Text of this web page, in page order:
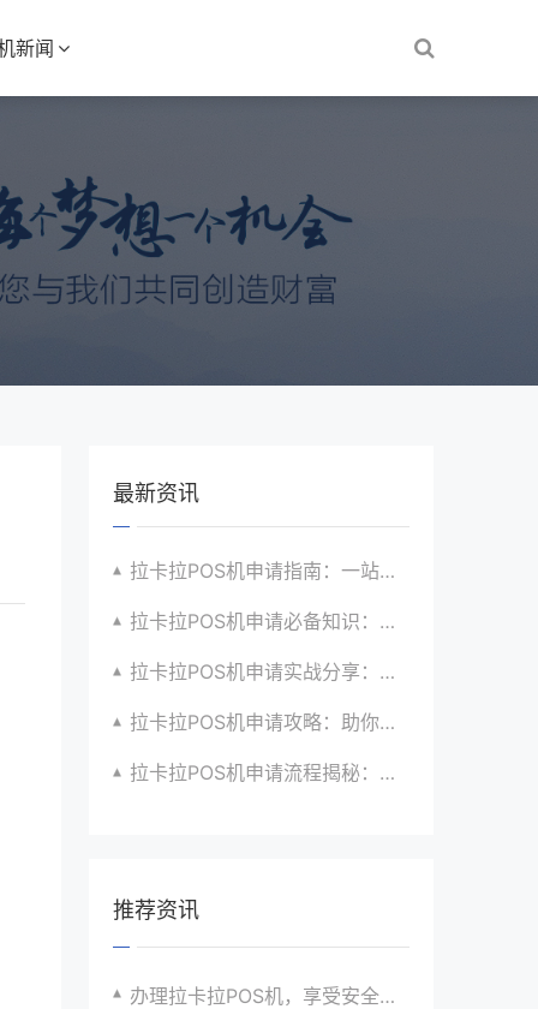
新闻
最新资讯
拉卡拉POS机申请指南：一站式解决商户支付升级、智能化与创新需求
拉卡拉POS机申请必备知识：全面了解政策、市场、技术与创新趋势
拉卡拉POS机申请实战分享：如何借助支付创新技术提升商户运营效益与效率
拉卡拉POS机申请攻略：助你打造个性化、差异化支付体验以提升竞争力
拉卡拉POS机申请流程揭秘：紧跟支付技术创新步伐，抢占市场先机
推荐资讯
办理拉卡拉POS机，享受安全便捷的支付服务